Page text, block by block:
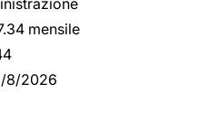
mensile
8/2026